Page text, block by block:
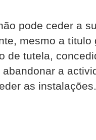
pode ceder a
mesmo a título
de tutela,
a
as instalações.